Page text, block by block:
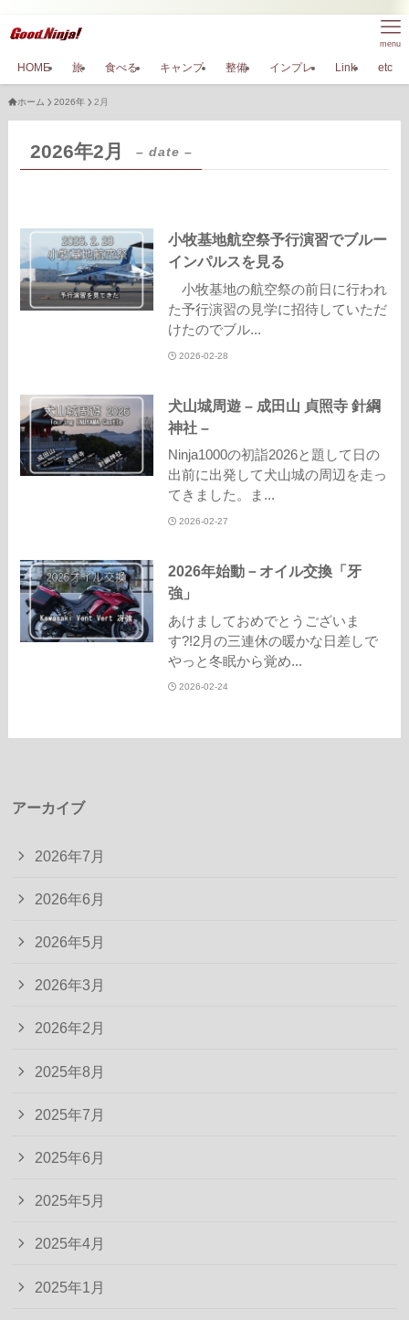
menu
HOME 旅 食べる キャンプ 整備 インプレ Link etc
ホーム 2026年 2月
2026年2月 – date –
小牧基地航空祭予行演習でブルー
インパルスを見る
小牧基地の航空祭の前日に行われ
た予行演習の見学に招待していただ
けたのでブル...
2026-02-28
犬山城周遊 – 成田山 貞照寺 針綱
神社 –
Ninja1000の初詣2026と題して日の
出前に出発して犬山城の周辺を走っ
てきました。ま...
2026-02-27
2026年始動－オイル交換「牙
強」
あけましておめでとうございま
す?!2月の三連休の暖かな日差しで
やっと冬眠から覚め...
2026-02-24
アーカイブ
2026年7月
2026年6月
2026年5月
2026年3月
2026年2月
2025年8月
2025年7月
2025年6月
2025年5月
2025年4月
2025年1月